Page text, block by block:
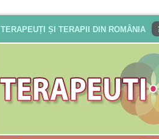
TERAPEUȚI ȘI TERAPII DIN ROMÂNIA